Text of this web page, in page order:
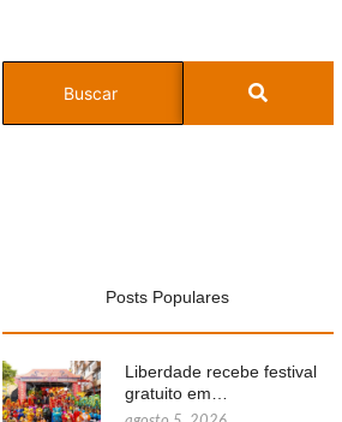
Posts Populares
Liberdade recebe festival
gratuito em…